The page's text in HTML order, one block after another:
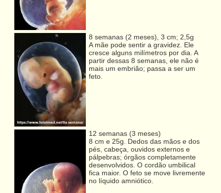
8 semanas (2 meses), 3 cm; 2,5g
A mãe pode sentir a gravidez. Ele
cresce alguns milímetros por dia. A
partir dessas 8 semanas, ele não é
mais um embrião; passa a ser um
feto.
12 semanas (3 meses)
8 cm e 25g. Dedos das mãos e dos
pés, cabeça, ouvidos externos e
pálpebras; órgãos completamente
desenvolvidos. O cordão umbilical
fica maior. O feto se move livremente
no líquido amniótico.